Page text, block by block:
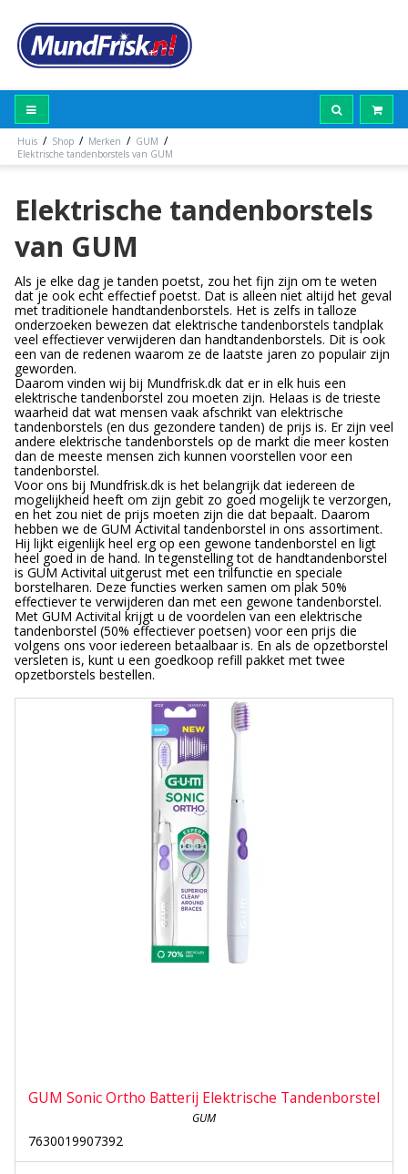
Huis / Shop / Merken / GUM /
Elektrische tandenborstels van GUM
Elektrische tandenborstels
van GUM
Als je elke dag je tanden poetst, zou het fijn zijn om te weten
dat je ook echt effectief poetst. Dat is alleen niet altijd het geval
met traditionele handtandenborstels. Het is zelfs in talloze
onderzoeken bewezen dat elektrische tandenborstels tandplak
veel effectiever verwijderen dan handtandenborstels. Dit is ook
een van de redenen waarom ze de laatste jaren zo populair zijn
geworden.
Daarom vinden wij bij Mundfrisk.dk dat er in elk huis een
elektrische tandenborstel zou moeten zijn. Helaas is de trieste
waarheid dat wat mensen vaak afschrikt van elektrische
tandenborstels (en dus gezondere tanden) de prijs is. Er zijn veel
andere elektrische tandenborstels op de markt die meer kosten
dan de meeste mensen zich kunnen voorstellen voor een
tandenborstel.
Voor ons bij Mundfrisk.dk is het belangrijk dat iedereen de
mogelijkheid heeft om zijn gebit zo goed mogelijk te verzorgen,
en het zou niet de prijs moeten zijn die dat bepaalt. Daarom
hebben we de GUM Activital tandenborstel in ons assortiment.
Hij lijkt eigenlijk heel erg op een gewone tandenborstel en ligt
heel goed in de hand. In tegenstelling tot de handtandenborstel
is GUM Activital uitgerust met een trilfunctie en speciale
borstelharen. Deze functies werken samen om plak 50%
effectiever te verwijderen dan met een gewone tandenborstel.
Met GUM Activital krijgt u de voordelen van een elektrische
tandenborstel (50% effectiever poetsen) voor een prijs die
volgens ons voor iedereen betaalbaar is. En als de opzetborstel
versleten is, kunt u een goedkoop refill pakket met twee
opzetborstels bestellen.
GUM Sonic Ortho Batterij Elektrische Tandenborstel
GUM
7630019907392